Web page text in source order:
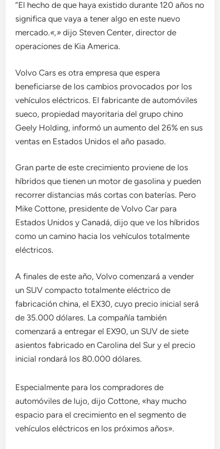
“El hecho de que haya existido durante 120 años no
significa que vaya a tener algo en este nuevo
mercado.«,»dijo Steven Center, director de
operaciones de Kia America.
Volvo Cars es otra empresa que espera
beneficiarse de los cambios provocados por los
vehículos eléctricos. El fabricante de automóviles
sueco, propiedad mayoritaria del grupo chino
Geely Holding, informó un aumento del 26% en sus
ventas en Estados Unidos el año pasado.
Gran parte de este crecimiento proviene de los
híbridos que tienen un motor de gasolina y pueden
recorrer distancias más cortas con baterías. Pero
Mike Cottone, presidente de Volvo Car para
Estados Unidos y Canadá, dijo que ve los híbridos
como un camino hacia los vehículos totalmente
eléctricos.
A finales de este año, Volvo comenzará a vender
un SUV compacto totalmente eléctrico de
fabricación china, el EX30, cuyo precio inicial será
de 35.000 dólares. La compañía también
comenzará a entregar el EX90, un SUV de siete
asientos fabricado en Carolina del Sur y el precio
inicial rondará los 80.000 dólares.
Especialmente para los compradores de
automóviles de lujo, dijo Cottone, «hay mucho
espacio para el crecimiento en el segmento de
vehículos eléctricos en los próximos años».